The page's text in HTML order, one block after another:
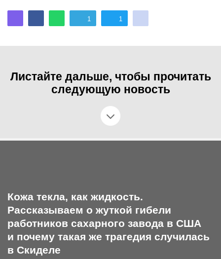
1 1
Листайте дальше, чтобы прочитать
следующую новость